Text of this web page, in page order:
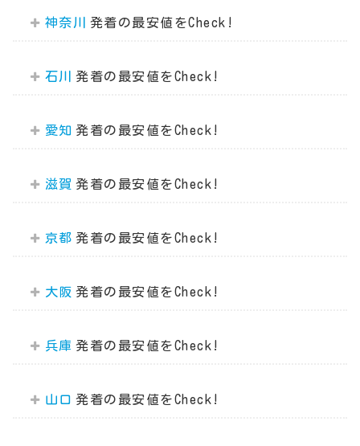
神奈川
石川
愛知
滋賀
京都
大阪
兵庫
山口